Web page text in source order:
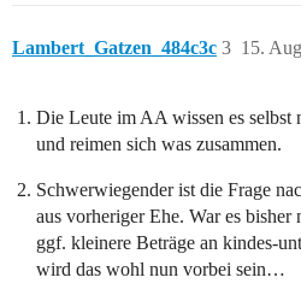
Lambert_Gatzen_484c3c 15.
3
Die Leute im AA wissen es selbst
und reimen sich was zusammen.
Schwerwiegender ist die Frage
aus vorheriger Ehe. War es bisher
ggf. kleinere Beträge an kindes-
wird das wohl nun vorbei sein…